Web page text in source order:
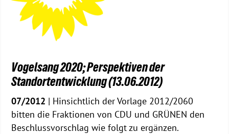
Vogelsang 2020; Perspektiven der
Standortentwicklung (13.06.2012)
07/2012 | Hinsichtlich der Vorlage 2012/2060
bitten die Fraktionen von CDU und GRÜNEN den
Beschlussvorschlag wie folgt zu ergänzen.